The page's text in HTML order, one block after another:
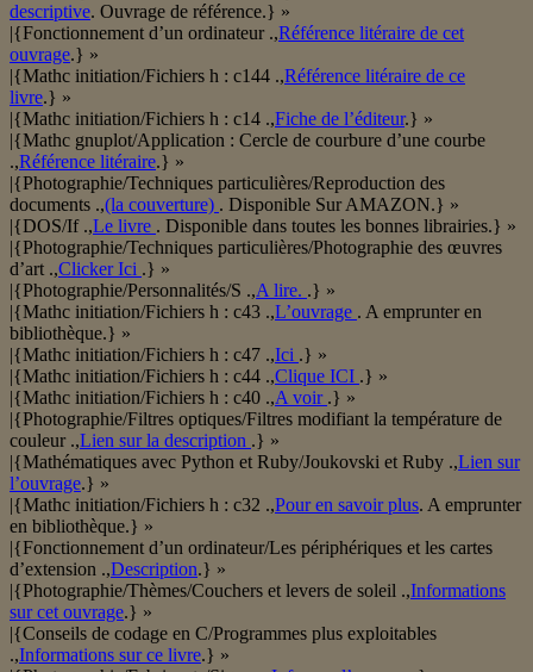
descriptive. Ouvrage de référence.} »
|{Fonctionnement d’un ordinateur .,Référence litéraire de cet
ouvrage.} »
|{Mathc initiation/Fichiers h : c144 .,Référence litéraire de ce
livre.} »
|{Mathc initiation/Fichiers h : c14 .,Fiche de l’éditeur.} »
|{Mathc gnuplot/Application : Cercle de courbure d’une courbe
.,Référence litéraire.} »
|{Photographie/Techniques particulières/Reproduction des
documents .,(la couverture) . Disponible Sur AMAZON.} »
|{DOS/If .,Le livre . Disponible dans toutes les bonnes librairies.} »
|{Photographie/Techniques particulières/Photographie des œuvres
d’art .,Clicker Ici .} »
|{Photographie/Personnalités/S .,A lire. .} »
|{Mathc initiation/Fichiers h : c43 .,L’ouvrage . A emprunter en
bibliothèque.} »
|{Mathc initiation/Fichiers h : c47 .,Ici .} »
|{Mathc initiation/Fichiers h : c44 .,Clique ICI .} »
|{Mathc initiation/Fichiers h : c40 .,A voir .} »
|{Photographie/Filtres optiques/Filtres modifiant la température de
couleur .,Lien sur la description .} »
|{Mathématiques avec Python et Ruby/Joukovski et Ruby .,Lien sur
l’ouvrage.} »
|{Mathc initiation/Fichiers h : c32 .,Pour en savoir plus. A emprunter
en bibliothèque.} »
|{Fonctionnement d’un ordinateur/Les périphériques et les cartes
d’extension .,Description.} »
|{Photographie/Thèmes/Couchers et levers de soleil .,Informations
sur cet ouvrage.} »
|{Conseils de codage en C/Programmes plus exploitables
.,Informations sur ce livre.} »